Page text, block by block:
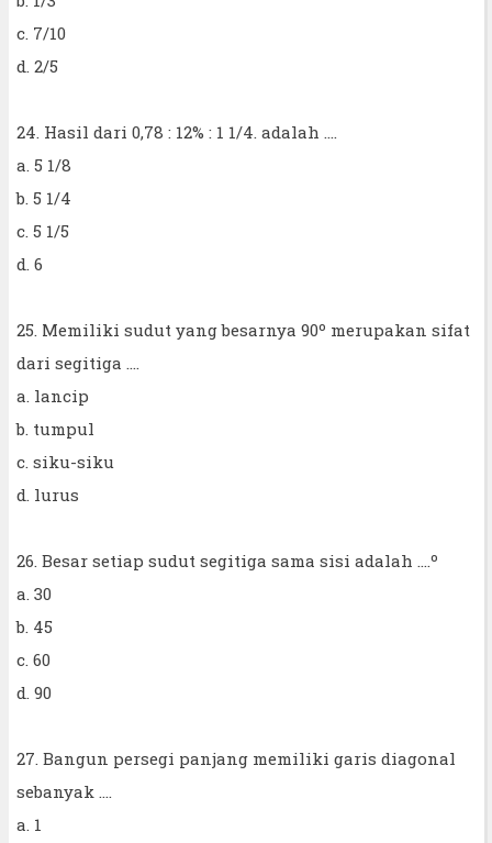
c. 7/10
d. 2/5
24. Hasil dari 0,78 : 12% : 1 1/4. adalah ....
a. 5 1/8
b. 5 1/4
c. 5 1/5
d. 6
25. Memiliki sudut yang besarnya 90º merupakan sifat
dari segitiga ....
a. lancip
b. tumpul
c. siku-siku
d. lurus
26. Besar setiap sudut segitiga sama sisi adalah ....º
a. 30
b. 45
c. 60
d. 90
27. Bangun persegi panjang memiliki garis diagonal
sebanyak ....
a. 1